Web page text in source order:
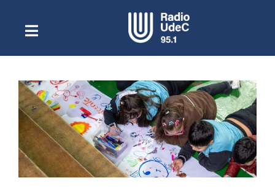
contenidoToggle
NavigationEscuchar Radio UdeC en vivo
Quiénes Somos
Programación
Podcast
Noticias